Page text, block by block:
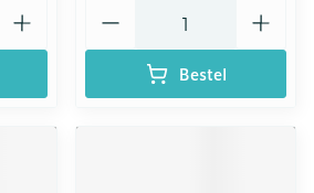
Bestel